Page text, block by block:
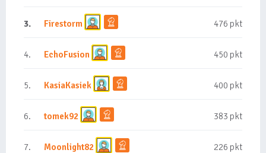
3. Firestorm 476 pkt
4. EchoFusion 450 pkt
5. KasiaKasiek 400 pkt
6. tomek92 383 pkt
7. Moonlight82 226 pkt